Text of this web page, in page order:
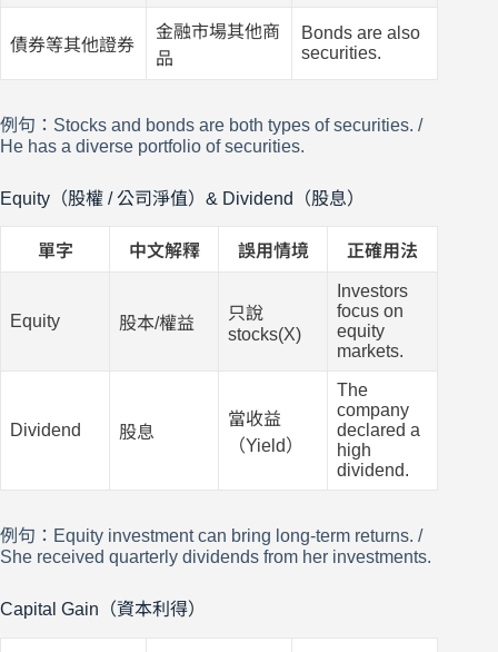
債券等其他證券
金融市場其他商
品
Bonds are also
securities.
例句：Stocks and bonds are both types of securities. /
He has a diverse portfolio of securities.
Equity（股權 / 公司淨值）& Dividend（股息）
單字 中文解釋 誤用情境 正確用法
Equity 股本/權益
只說
stocks(X)
Investors
focus on
equity
markets.
Dividend 股息
當收益
（Yield）
The
company
declared a
high
dividend.
例句：Equity investment can bring long-term returns. /
She received quarterly dividends from her investments.
Capital Gain（資本利得）